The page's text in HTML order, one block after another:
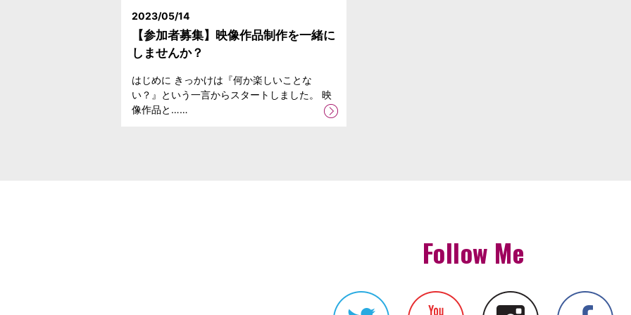
2023/05/14
【参加者募集】映像作品制作を一緒に
しませんか？
はじめに きっかけは『何か楽しいことな
い？』という一言からスタートしました。 映
像作品と……
Follow Me